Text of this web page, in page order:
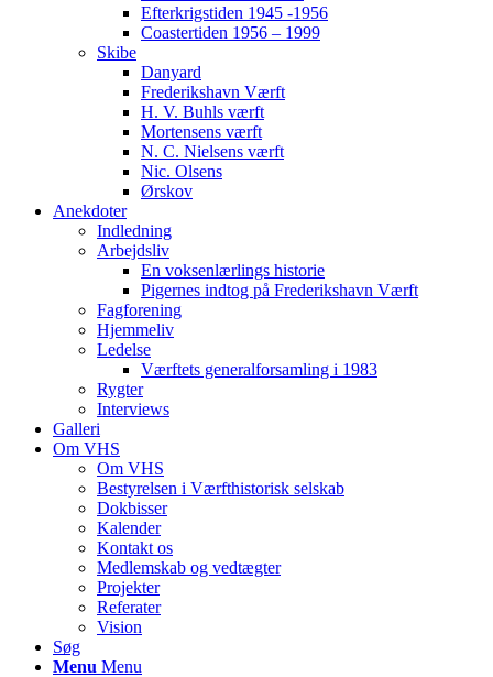
Efterkrigstiden 1945 -1956
Coastertiden 1956 – 1999
Skibe
Danyard
Frederikshavn Værft
H. V. Buhls værft
Mortensens værft
N. C. Nielsens værft
Nic. Olsens
Ørskov
Anekdoter
Indledning
Arbejdsliv
En voksenlærlings historie
Pigernes indtog på Frederikshavn Værft
Fagforening
Hjemmeliv
Ledelse
Værftets generalforsamling i 1983
Rygter
Interviews
Galleri
Om VHS
Om VHS
Bestyrelsen i Værfthistorisk selskab
Dokbisser
Kalender
Kontakt os
Medlemskab og vedtægter
Projekter
Referater
Vision
Søg
Menu Menu